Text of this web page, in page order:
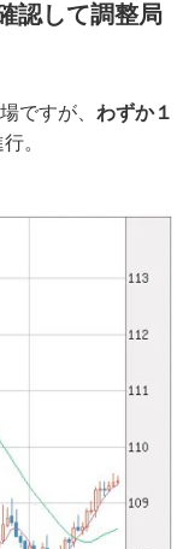
認して調整局
ですが、 わずか１
。